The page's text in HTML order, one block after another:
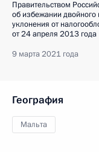
Правительством
об избежании
уклонения от
от 24 апреля 2013 года
9 марта 2021 года
География
Мальта